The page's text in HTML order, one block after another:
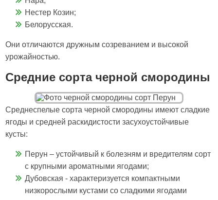
Нестер Козин;
Белорусская.
Они отличаются дружным созреванием и высокой
урожайностью.
Средние сорта черной смородины
Среднеспелые сорта черной смородины имеют сладкие
ягоды и средней раскидистости засухоустойчивые
кусты:
Перун – устойчивый к болезням и вредителям сорт
с крупными ароматными ягодами;
Дубовская - характеризуется компактными
низкорослыми кустами со сладкими ягодами